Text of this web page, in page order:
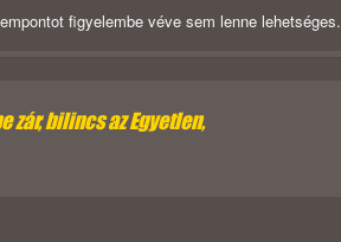
figyelembe véve sem lenne lehetséges.
zár, bilincs az Egyetlen,